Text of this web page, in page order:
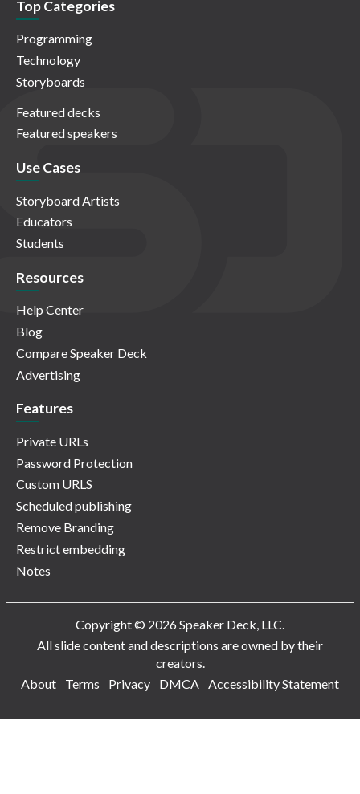
Top Categories
Programming
Technology
Storyboards
Featured decks
Featured speakers
Use Cases
Storyboard Artists
Educators
Students
Resources
Help Center
Blog
Compare Speaker Deck
Advertising
Features
Private URLs
Password Protection
Custom URLS
Scheduled publishing
Remove Branding
Restrict embedding
Notes
Copyright © 2026 Speaker Deck, LLC.
All slide content and descriptions are owned by their
creators.
About
Terms Privacy DMCA Accessibility Statement